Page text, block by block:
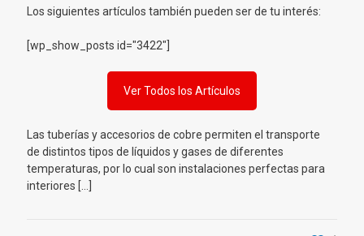
Los siguientes artículos también pueden ser de tu interés:
[wp_show_posts id="3422"]
Ver Todos los Artículos
Las tuberías y accesorios de cobre permiten el transporte
de distintos tipos de líquidos y gases de diferentes
temperaturas, por lo cual son instalaciones perfectas para
interiores […]